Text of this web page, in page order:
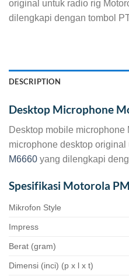
original untuk radio rig
dilengkapi dengan tombol
DESCRIPTION
Desktop Microphone
Desktop mobile
microphone desktop original
M6660 yang dilengkapi
Spesifikasi Motorola
Mikrofon Style
Impress
Berat (gram)
Dimensi (inci) (p x l x t)